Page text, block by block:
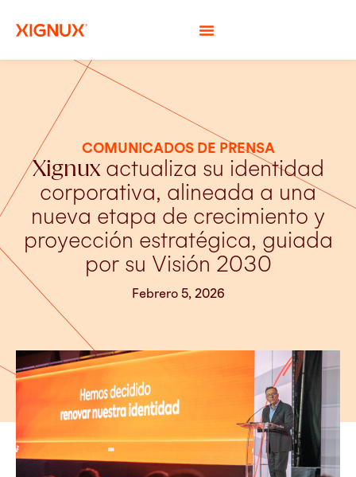
COMUNICADOS DE PRENSA
Xignuxactualiza su identidad
corporativa, alineada a una
nueva etapa de crecimiento y
proyección estratégica, guiada
por su Visión 2030
Febrero 5, 2026